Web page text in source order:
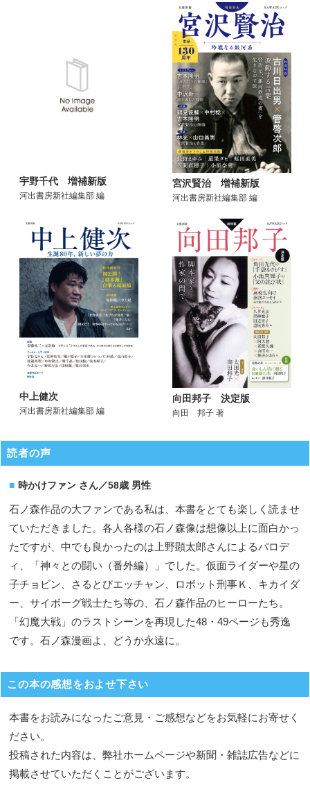
宇野千代 増補新版
河出書房新社編集部 編
宮沢賢治 増補新版
河出書房新社編集部 編
中上健次
河出書房新社編集部 編
向田邦子 決定版
向田 邦子 著
読者の声
時かけファン さん／58歳 男性
石ノ森作品の大ファンである私は、本書をとても楽しく読ませ
ていただきました。各人各様の石ノ森像は想像以上に面白かっ
たですが、中でも良かったのは上野顕太郎さんによるパロデ
ィ、「神々との闘い（番外編）」でした。仮面ライダーや星の
子チョビン、さるとびエッチャン、ロボット刑事Ｋ、キカイダ
ー、サイボーグ戦士たち等の、石ノ森作品のヒーローたち。
「幻魔大戦」のラストシーンを再現した48・49ページも秀逸
です。石ノ森漫画よ、どうか永遠に。
この本の感想をおよせ下さい
本書をお読みになったご意見・ご感想などをお気軽にお寄せく
ださい。
投稿された内容は、弊社ホームページや新聞・雑誌広告などに
掲載させていただくことがございます。